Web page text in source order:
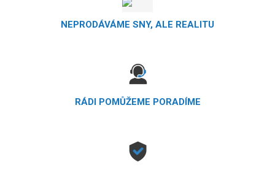
NEPRODÁVÁME SNY, ALE REALITU
RÁDI POMŮŽEME PORADÍME